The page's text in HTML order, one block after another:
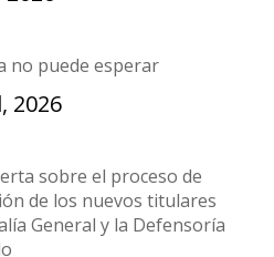
no puede esperar
2026
sobre el proceso de
de los nuevos titulares
General y la Defensoría